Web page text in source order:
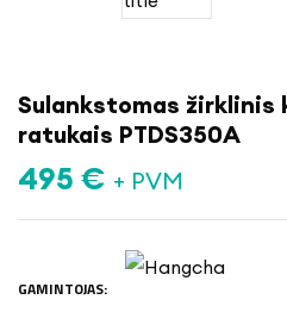
Sulankstomas žirklinis
ratukais PTDS350A
495 € + PVM
GAMINTOJAS: